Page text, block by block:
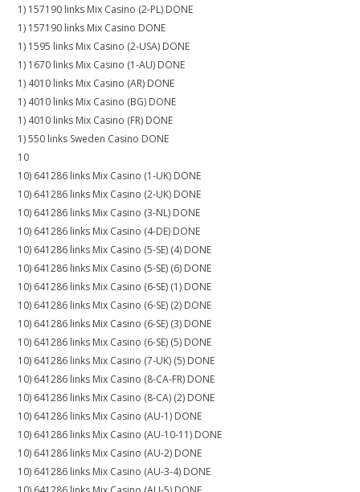
1) 157190 links Mix Casino (2-PL) DONE
1) 157190 links Mix Casino DONE
1) 1595 links Mix Casino (2-USA) DONE
1) 1670 links Mix Casino (1-AU) DONE
1) 4010 links Mix Casino (AR) DONE
1) 4010 links Mix Casino (BG) DONE
1) 4010 links Mix Casino (FR) DONE
1) 550 links Sweden Casino DONE
10
10) 641286 links Mix Casino (1-UK) DONE
10) 641286 links Mix Casino (2-UK) DONE
10) 641286 links Mix Casino (3-NL) DONE
10) 641286 links Mix Casino (4-DE) DONE
10) 641286 links Mix Casino (5-SE) (4) DONE
10) 641286 links Mix Casino (5-SE) (6) DONE
10) 641286 links Mix Casino (6-SE) (1) DONE
10) 641286 links Mix Casino (6-SE) (2) DONE
10) 641286 links Mix Casino (6-SE) (3) DONE
10) 641286 links Mix Casino (6-SE) (5) DONE
10) 641286 links Mix Casino (7-UK) (5) DONE
10) 641286 links Mix Casino (8-CA-FR) DONE
10) 641286 links Mix Casino (8-CA) (2) DONE
10) 641286 links Mix Casino (AU-1) DONE
10) 641286 links Mix Casino (AU-10-11) DONE
10) 641286 links Mix Casino (AU-2) DONE
10) 641286 links Mix Casino (AU-3-4) DONE